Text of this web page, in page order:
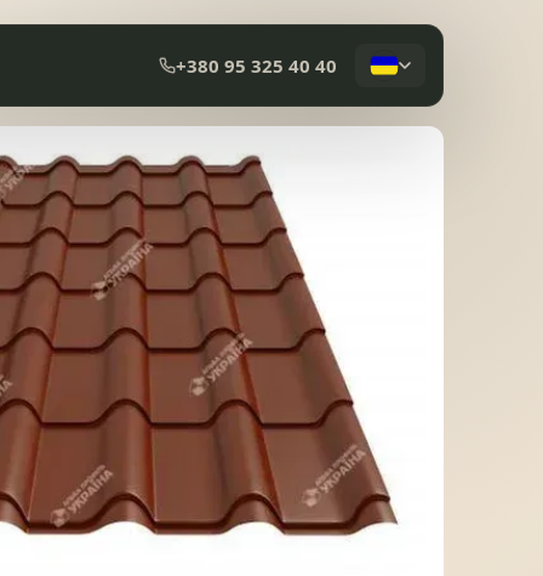
+380 95 325 40 40
КОМПОЗИТНА ЧЕРЕПИЦЯ
МЕМБРАННА ПОКРІВЛЯ